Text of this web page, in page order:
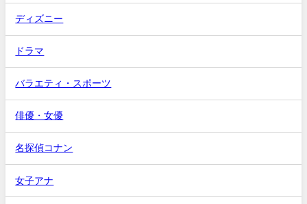
ディズニー
ドラマ
バラエティ・スポーツ
俳優・女優
名探偵コナン
女子アナ